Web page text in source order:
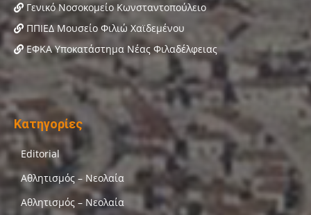
Γενικό Νοσοκομείο Κωνσταντοπούλειο
ΠΠΙΕΔ Μουσείο Φιλιώ Χαϊδεμένου
ΕΦΚΑ Υποκατάστημα Νέας Φιλαδέλφειας
Κατηγορίες
Editorial
Αθλητισμός – Νεολαία
Αθλητισμός – Νεολαία